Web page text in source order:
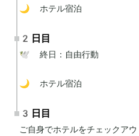
🌙 ホテル宿泊
2日目
🕊 終日：自由行動
🌙 ホテル宿泊
3日目
ご自身でホテルをチェックアウ